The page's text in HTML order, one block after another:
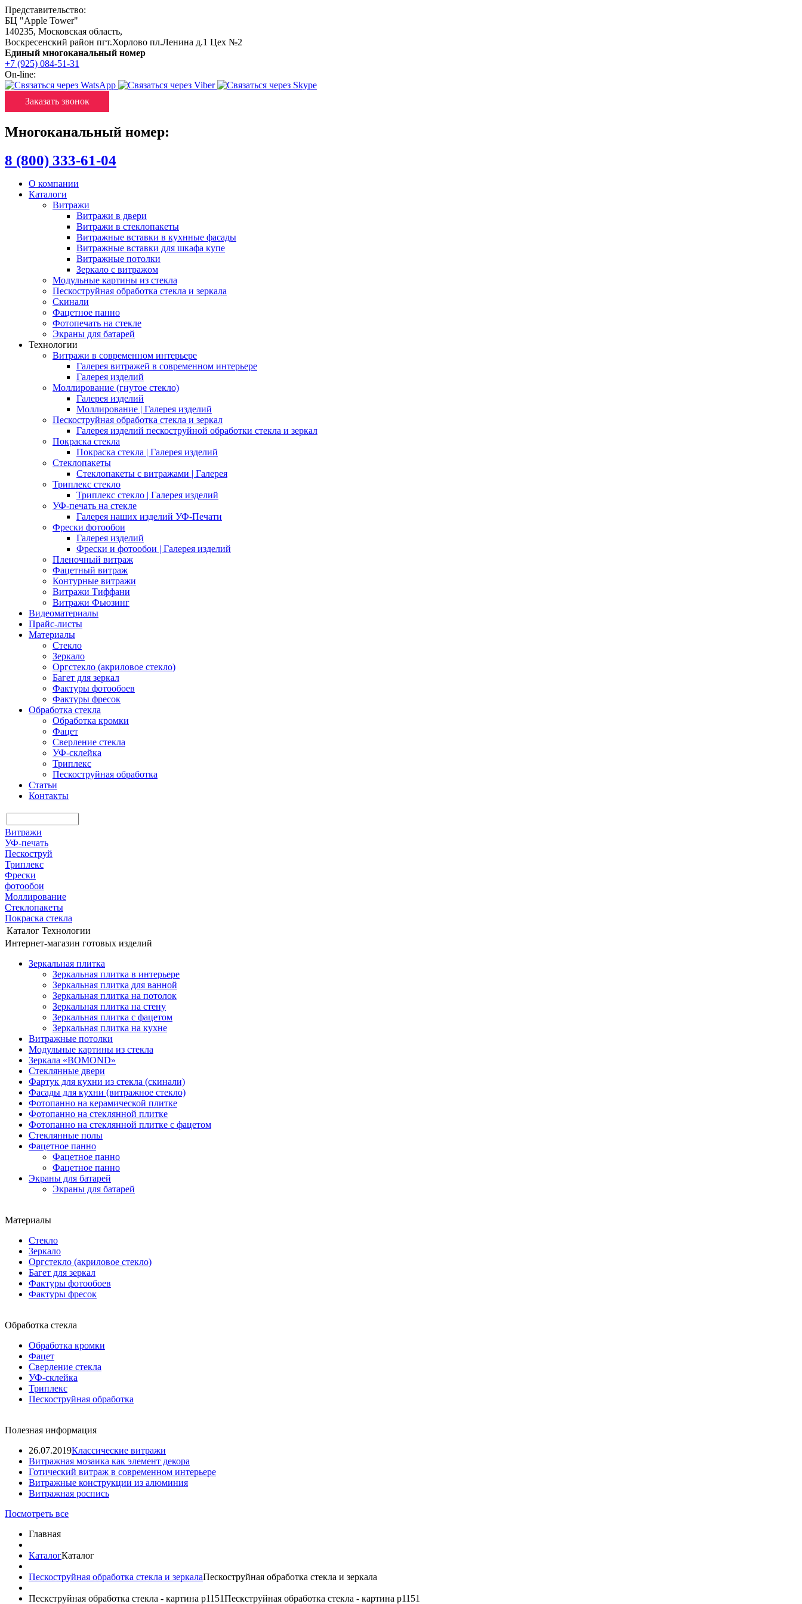
Представительство:
БЦ "Apple Tower"
140235, Московская область,
Воскресенский район пгт.Хорлово пл.Ленина д.1 Цех №2
Единый многоканальный номер
+7 (925) 084-51-31
On-line:
Заказать звонок
Многоканальный номер:
8 (800) 333-61-04
О компании
Каталоги
Витражи
Витражи в двери
Витражи в стеклопакеты
Витражные вставки в кухнные фасады
Витражные вставки для шкафа купе
Витражные потолки
Зеркало с витражом
Модульные картины из стекла
Пескоструйная обработка стекла и зеркала
Скинали
Фацетное панно
Фотопечать на стекле
Экраны для батарей
Технологии
Витражи в современном интерьере
Галерея витражей в современном интерьере
Галерея изделий
Моллирование (гнутое стекло)
Галерея изделий
Моллирование | Галерея изделий
Пескоструйная обработка стекла и зеркал
Галерея изделий пескоструйной обработки стекла и зеркал
Покраска стекла
Покраска стекла | Галерея изделий
Стеклопакеты
Стеклопакеты с витражами | Галерея
Триплекс стекло
Триплекс стекло | Галерея изделий
УФ-печать на стекле
Галерея наших изделий УФ-Печати
Фрески фотообои
Галерея изделий
Фрески и фотообои | Галерея изделий
Пленочный витраж
Фацетный витраж
Контурные витражи
Витражи Тиффани
Витражи Фьюзинг
Видеоматериалы
Прайс-листы
Материалы
Стекло
Зеркало
Оргстекло (акриловое стекло)
Багет для зеркал
Фактуры фотообоев
Фактуры фресок
Обработка стекла
Обработка кромки
Фацет
Сверление стекла
УФ-склейка
Триплекс
Пескоструйная обработка
Статьи
Контакты
Витражи
УФ-печать
Пескоструй
Триплекс
Фрески
фотообои
Моллирование
Стеклопакеты
Покраска стекла
Каталог Технологии
Интернет-магазин готовых изделий
Зеркальная плитка
Зеркальная плитка в интерьере
Зеркальная плитка для ванной
Зеркальная плитка на потолок
Зеркальная плитка на стену
Зеркальная плитка с фацетом
Зеркальная плитка на кухне
Витражные потолки
Модульные картины из стекла
Зеркала «BOMOND»
Стеклянные двери
Фартук для кухни из стекла (скинали)
Фасады для кухни (витражное стекло)
Фотопанно на керамической плитке
Фотопанно на стеклянной плитке
Фотопанно на стеклянной плитке с фацетом
Стеклянные полы
Фацетное панно
Фацетное панно
Фацетное панно
Экраны для батарей
Экраны для батарей
Материалы
Стекло
Зеркало
Оргстекло (акриловое стекло)
Багет для зеркал
Фактуры фотообоев
Фактуры фресок
Обработка стекла
Обработка кромки
Фацет
Сверление стекла
УФ-склейка
Триплекс
Пескоструйная обработка
Полезная информация
26.07.2019Классические витражи
Витражная мозаика как элемент декора
Готический витраж в современном интерьере
Витражные конструкции из алюминия
Витражная роспись
Посмотреть все
Главная
КаталогКаталог
Пескоструйная обработка стекла и зеркалаПескоструйная обработка стекла и зеркала
Пескструйная обработка стекла - картина p1151Пескструйная обработка стекла - картина p1151